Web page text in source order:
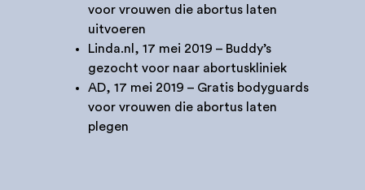
voor vrouwen die abortus laten
uitvoeren
Linda.nl , 17 mei 2019 – Buddy’s
gezocht voor naar abortuskliniek
AD, 17 mei 2019 – Gratis bodyguards
voor vrouwen die abortus laten
plegen